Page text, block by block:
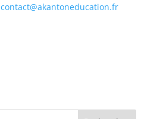
contact@akantoneducation.fr